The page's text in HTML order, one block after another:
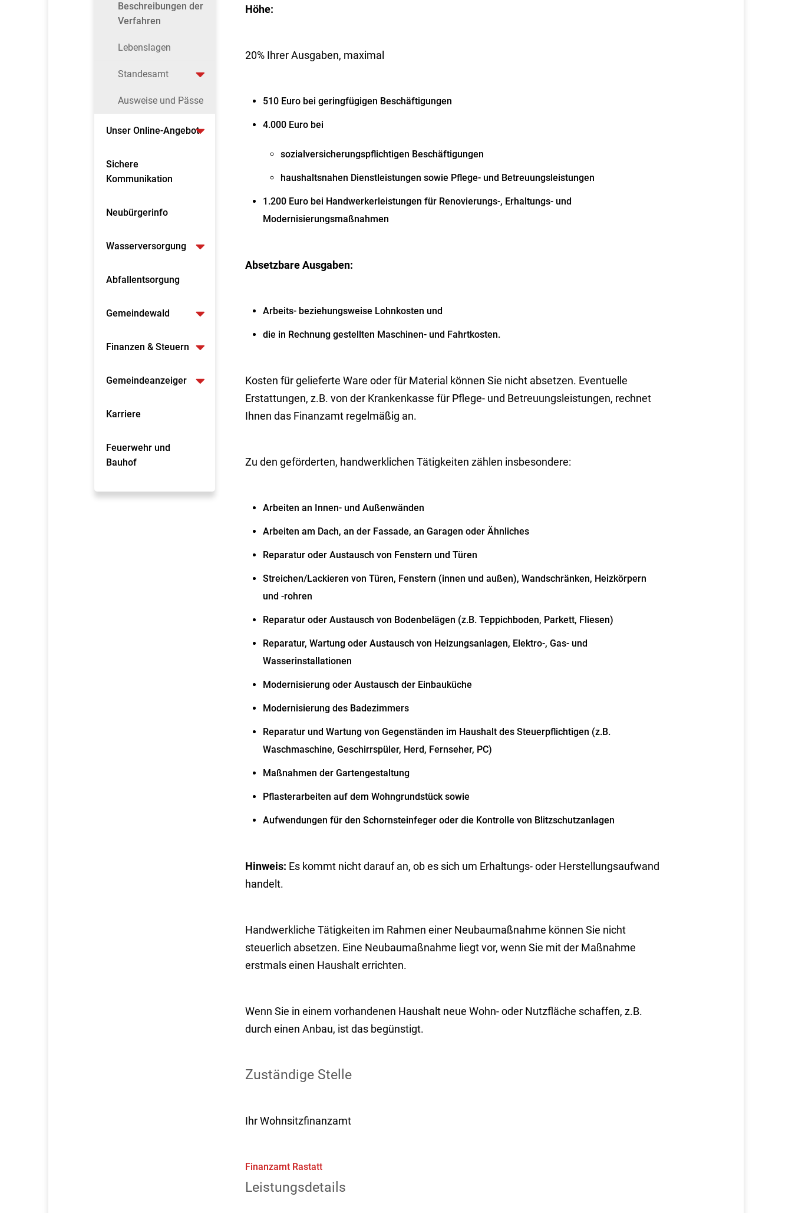
Beschreibungen der
Verfahren
Lebenslagen
Standesamt
Ausweise und Pässe
Unser Online-Angebot
Sichere
Kommunikation
Neubürgerinfo
Wasserversorgung
Abfallentsorgung
Gemeindewald
Finanzen & Steuern
Gemeindeanzeiger
Karriere
Feuerwehr und
Bauhof
Höhe:
20% Ihrer Ausgaben, maximal
510 Euro bei geringfügigen Beschäftigungen
4.000 Euro bei
sozialversicherungspflichtigen Beschäftigungen
haushaltsnahen Dienstleistungen sowie Pflege- und Betreuungsleistungen
1.200 Euro bei Handwerkerleistungen für Renovierungs-, Erhaltungs- und
Modernisierungsmaßnahmen
Absetzbare Ausgaben:
Arbeits- beziehungsweise Lohnkosten und
die in Rechnung gestellten Maschinen- und Fahrtkosten.
Kosten für gelieferte Ware oder für Material können Sie nicht absetzen. Eventuelle
Erstattungen, z.B. von der Krankenkasse für Pflege- und Betreuungsleistungen, rechnet
Ihnen das Finanzamt regelmäßig an.
Zu den geförderten, handwerklichen Tätigkeiten zählen insbesondere:
Arbeiten an Innen- und Außenwänden
Arbeiten am Dach, an der Fassade, an Garagen oder Ähnliches
Reparatur oder Austausch von Fenstern und Türen
Streichen/Lackieren von Türen, Fenstern (innen und außen), Wandschränken, Heizkörpern
und -rohren
Reparatur oder Austausch von Bodenbelägen (z.B. Teppichboden, Parkett, Fliesen)
Reparatur, Wartung oder Austausch von Heizungsanlagen, Elektro-, Gas- und
Wasserinstallationen
Modernisierung oder Austausch der Einbauküche
Modernisierung des Badezimmers
Reparatur und Wartung von Gegenständen im Haushalt desSteuerpflichtigen (z.B.
Waschmaschine, Geschirrspüler, Herd, Fernseher, PC)
Maßnahmen der Gartengestaltung
Pflasterarbeiten auf dem Wohngrundstück sowie
Aufwendungen für den Schornsteinfeger oder die Kontrolle von Blitzschutzanlagen
Hinweis: Es kommt nicht darauf an, ob es sich um Erhaltungs- oder Herstellungsaufwand
handelt.
Handwerkliche Tätigkeiten im Rahmen einer Neubaumaßnahme können Sie nicht
steuerlich absetzen. Eine Neubaumaßnahme liegt vor, wenn Sie mit der Maßnahme
erstmal seinen Haushalterrichten.
Wenn Sie in einem vorhandenen Haushalt neue Wohn-oderNutzfläche schaffen, z.B.
durch einen Anbau, ist das begünstigt.
Zuständige Stelle
Ihr Wohnsitzfinanzamt
Finanzamt Rastatt
Leistungsdetails